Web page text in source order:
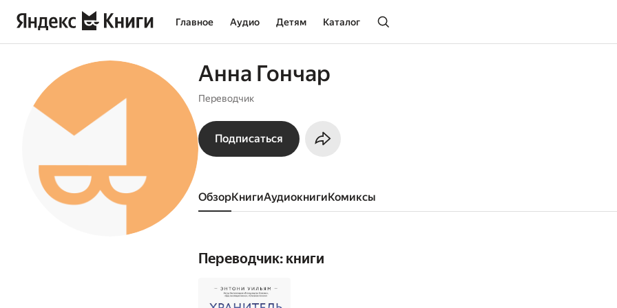
Главное Аудио Детям Каталог
Анна Гончар
Переводчик
Подписаться
Обзор книги аудиокниги комиксы
Переводчик: книги